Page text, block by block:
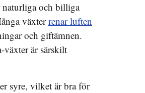
naturliga och billiga
växterrenar luften
och giftämnen.
växter är särskilt
syre, vilket är bra för